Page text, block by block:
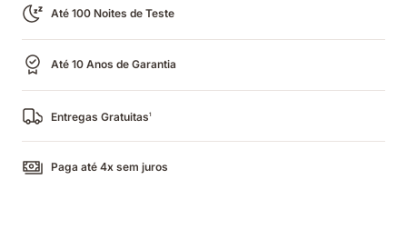
Até 100 Noites de Teste
Até 10 Anos de Garantia
Entregas Gratuitas1
Paga até 4x sem juros